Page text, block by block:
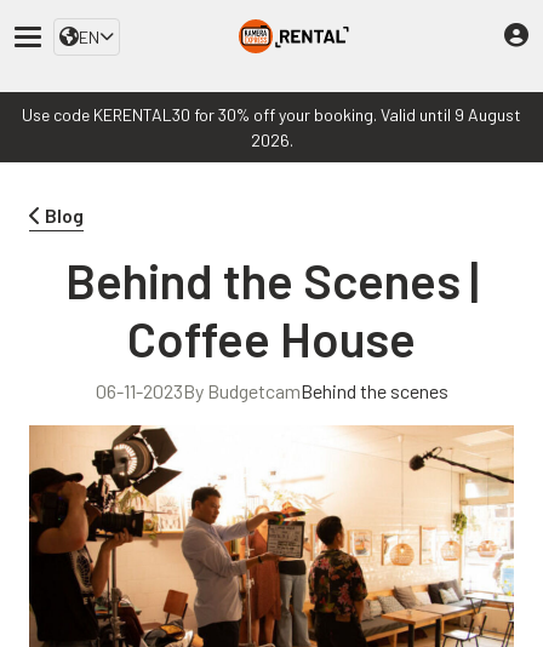
EN
Use code KERENTAL30 for 30% off your booking. Valid until 9 August
2026.
Blog
Behind the Scenes |
Coffee House
06-11-2023By BudgetcamBehind the scenes